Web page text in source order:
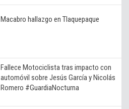
Macabro hallazgo en Tlaquepaque
Fallece Motociclista tras impacto con
automóvil sobre Jesús García y Nicolás
Romero #GuardiaNocturna